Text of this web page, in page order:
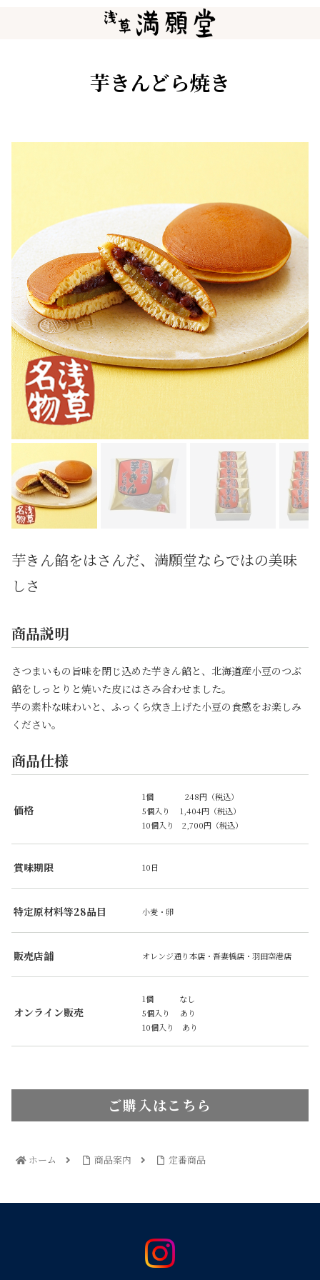
芋きんどら焼き
芋きん餡をはさんだ、満願堂ならではの美味
しさ
商品説明
さつまいもの旨味を閉じ込めた芋きん餡と、北海道産小豆のつぶ
餡をしっとりと焼いた皮にはさみ合わせました。
芋の素朴な味わいと、ふっくら炊き上げた小豆の食感をお楽しみ
ください。
商品仕様
価格
1個 248円（税込）
5個入り 1,404円（税込）
10個入り 2,700円（税込）
賞味期限 10日
特定原材料等28品目 小麦・卵
販売店舗 オレンジ通り本店・吾妻橋店・羽田空港店
オンライン販売
1個 なし
5個入り あり
10個入り あり
ご購入はこちら
ホーム 商品案内 定番商品